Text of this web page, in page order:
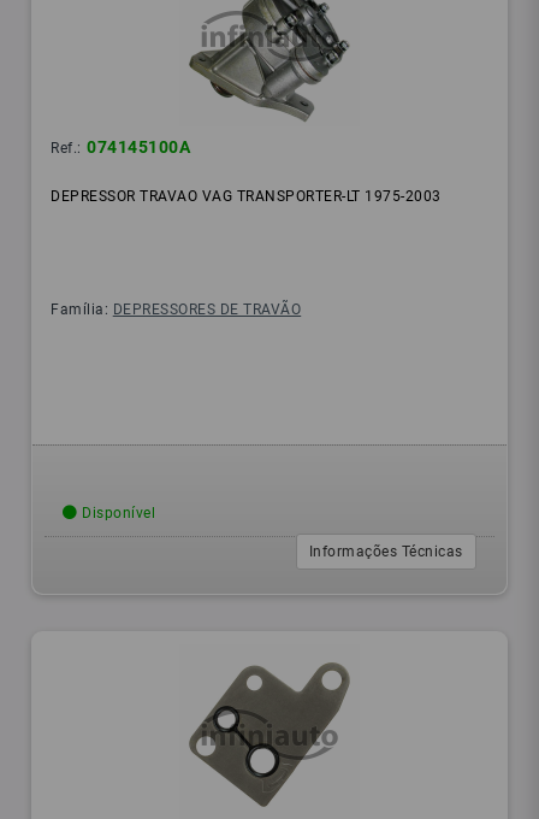
Ref.: 074145100A
DEPRESSOR TRAVAO VAG TRANSPORTER-LT 1975-2003
Família: DEPRESSORES DE TRAVÃO
Disponível
Informações Técnicas